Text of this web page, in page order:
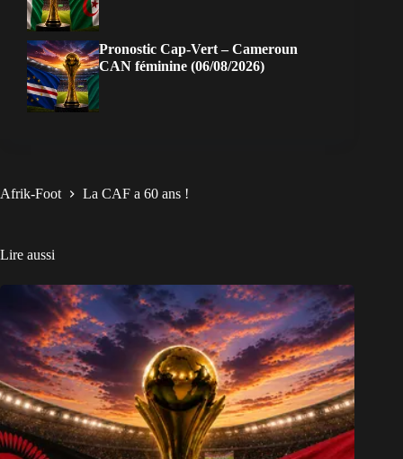
Pronostic Cap-Vert – Cameroun
CAN féminine (06/08/2026)
Afrik-Foot La CAF a 60 ans !
Lire aussi